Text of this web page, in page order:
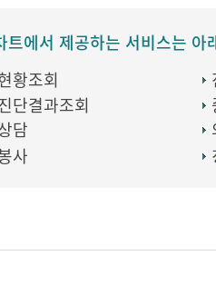
트에서 제공하는 서비스는 아
황조회
단결과조회
담
사